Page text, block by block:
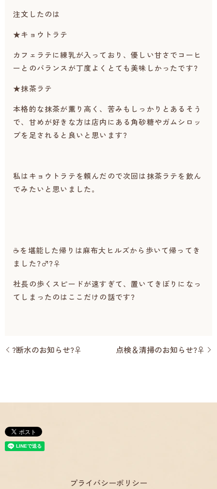
注文したのは
★キョウトラテ
カフェラテに練乳が入っており、優しい甘さでコーヒ
ーとのバランスが丁度よくとても美味しかったです?
★抹茶ラテ
本格的な抹茶が薫り高く、苦みもしっかりとあるそう
で、甘めが好きな方は店内にある角砂糖やガムシロッ
プを足されると良いと思います?
私はキョウトラテを頼んだので次回は抹茶ラテを飲ん
でみたいと思いました。
☕を堪能した帰りは麻布大ヒルズから歩いて帰ってき
ました?‍♂️?‍♀️
社長の歩くスピードが速すぎて、置いてきぼりになっ
てしまったのはここだけの話です?
?断水のお知らせ?‍♀️ 点検＆清掃のお知らせ?‍♀️
プライバシーポリシー